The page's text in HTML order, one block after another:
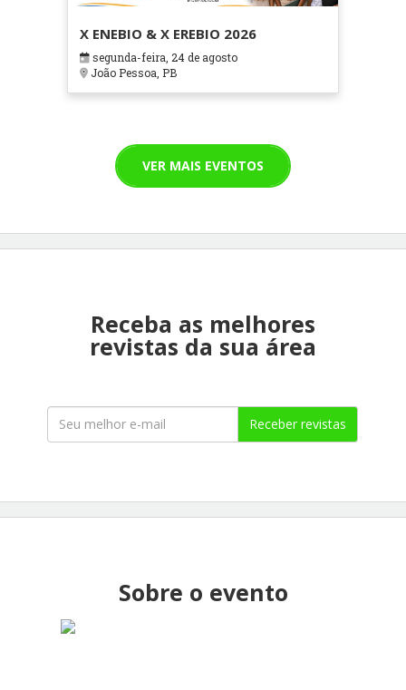
X ENEBIO & X EREBIO 2026
segunda-feira, 24 de agosto
João Pessoa, PB
VER MAIS EVENTOS
Receba as melhores
revistas da sua área
Receber revistas
Sobre o evento